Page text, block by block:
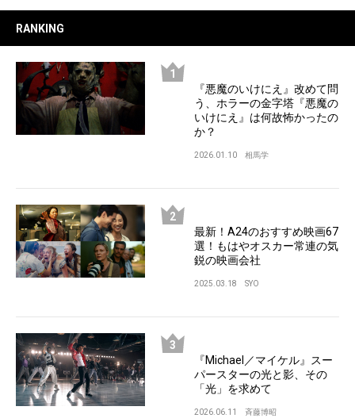
RANKING
『悪魔のいけにえ』改めて問
う、ホラーの金字塔『悪魔の
いけにえ』は何故怖かったの
か？
2026.01.10 相馬学
最新！A24のおすすめ映画67
選！もはやオスカー常連の気
鋭の映画会社
2025.03.18 SYO
『Michael／マイケル』スー
パースターの光と影、その
「光」を求めて
2026.06.11 斉藤博昭